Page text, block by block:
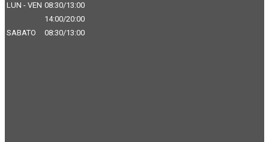
LUN - VEN 08:30/13:00
14:00/20:00
SABATO
08:30/13:00